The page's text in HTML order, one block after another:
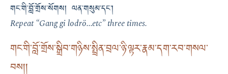
གང་གི་བློ་གྲོས་སོགས། ལན་གསུམ་དང་།
Repeat “Gang gi lodrö...etc” three times.
གང་གི་བློ་གྲོས་སྒྲིབ་གཉིས་སྤྲིན་བྲལ་ཉི་ལྟར་རྣམ་དག་རབ་གསལ་
བས། །